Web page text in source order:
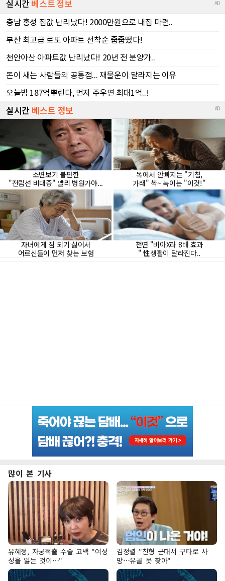
많이 본 기사
유혜정, 자궁적출 수술 고백 "여성
성을 잃는 것이…"
김정렬 "친형 군대서 구타로 사
망…유골 못 찾아"